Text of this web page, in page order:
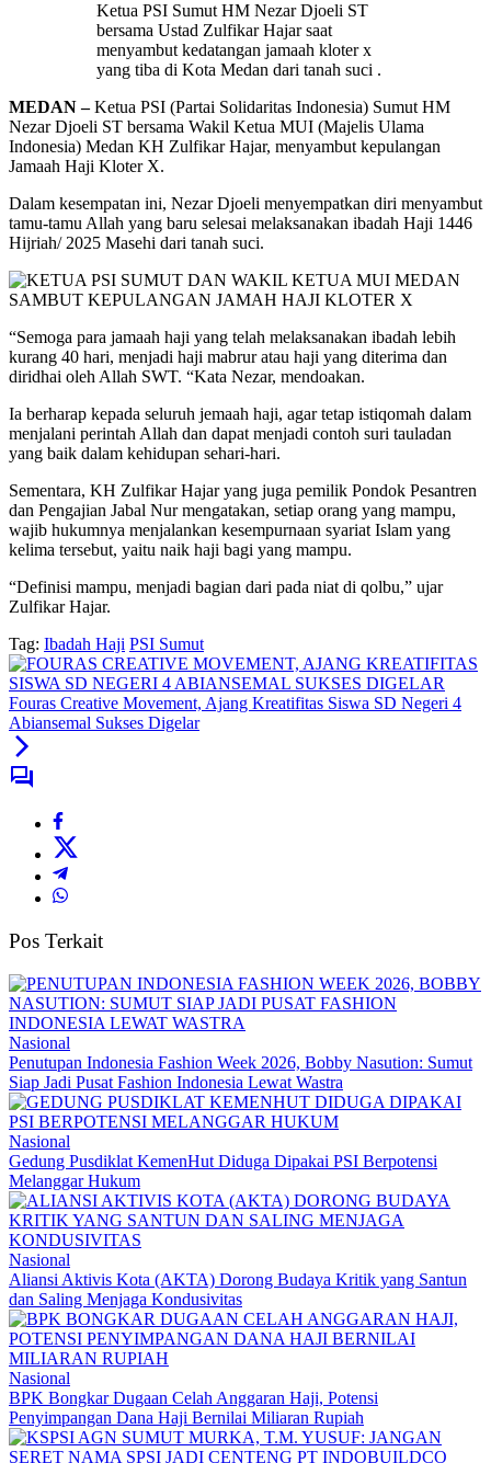
Ketua PSI Sumut HM Nezar Djoeli ST
bersama Ustad Zulfikar Hajar saat
menyambut kedatangan jamaah kloter x
yang tiba di Kota Medan dari tanah suci .
MEDAN –Ketua PSI (Partai Solidaritas Indonesia) Sumut HM
Nezar Djoeli ST bersama Wakil Ketua MUI (Majelis Ulama
Indonesia) Medan KH Zulfikar Hajar, menyambut kepulangan
Jamaah Haji Kloter X.
Dalam kesempatan ini, Nezar Djoeli menyempatkan diri menyambut
tamu-tamu Allah yang baru selesai melaksanakan ibadah Haji 1446
Hijriah/ 2025 Masehi dari tanah suci.
“Semoga para jamaah haji yang telah melaksanakan ibadah lebih
kurang 40 hari, menjadi haji mabrur atau haji yang diterima dan
diridhai oleh Allah SWT. “Kata Nezar, mendoakan.
Ia berharap kepada seluruh jemaah haji, agar tetap istiqomah dalam
menjalani perintah Allah dan dapat menjadi contoh suri tauladan
yang baik dalam kehidupan sehari-hari.
Sementara, KH Zulfikar Hajar yang juga pemilik Pondok Pesantren
dan Pengajian Jabal Nur mengatakan, setiap orang yang mampu,
wajib hukumnya menjalankan kesempurnaan syariat Islam yang
kelima tersebut, yaitu naik haji bagi yang mampu.
“Definisi mampu, menjadi bagian dari pada niat di qolbu,” ujar
Zulfikar Hajar.
Tag: Ibadah Haji PSI Sumut
Fouras Creative Movement, Ajang Kreatifitas Siswa SD Negeri 4
Abiansemal Sukses Digelar
Pos Terkait
Nasional
Penutupan Indonesia Fashion Week 2026, Bobby Nasution: Sumut
Siap Jadi Pusat Fashion Indonesia Lewat Wastra
Nasional
Gedung Pusdiklat KemenHut Diduga Dipakai PSI Berpotensi
Melanggar Hukum
Nasional
Aliansi Aktivis Kota (AKTA) Dorong Budaya Kritik yang Santun
dan Saling Menjaga Kondusivitas
Nasional
BPK Bongkar Dugaan Celah Anggaran Haji, Potensi
Penyimpangan Dana Haji Bernilai Miliaran Rupiah